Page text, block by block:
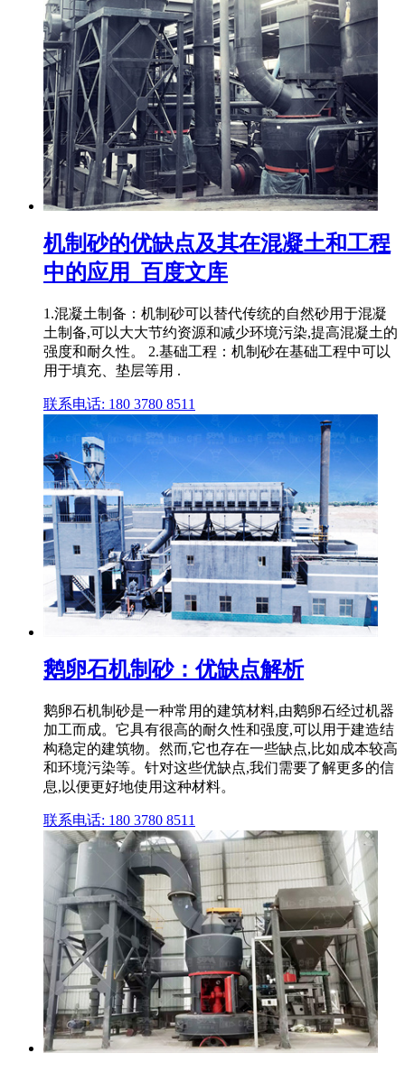
机制砂的优缺点及其在混凝土和工程
中的应用_百度文库
1.混凝土制备：机制砂可以替代传统的自然砂用于混凝
土制备,可以大大节约资源和减少环境污染,提高混凝土的
强度和耐久性。 2.基础工程：机制砂在基础工程中可以
用于填充、垫层等用 .
联系电话: 180 3780 8511
鹅卵石机制砂：优缺点解析
鹅卵石机制砂是一种常用的建筑材料,由鹅卵石经过机器
加工而成。它具有很高的耐久性和强度,可以用于建造结
构稳定的建筑物。然而,它也存在一些缺点,比如成本较高
和环境污染等。针对这些优缺点,我们需要了解更多的信
息,以便更好地使用这种材料。
联系电话: 180 3780 8511